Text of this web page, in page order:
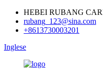
HEBEI RUBANG
rubang_123@sina.com
+8613730003201
Inglese